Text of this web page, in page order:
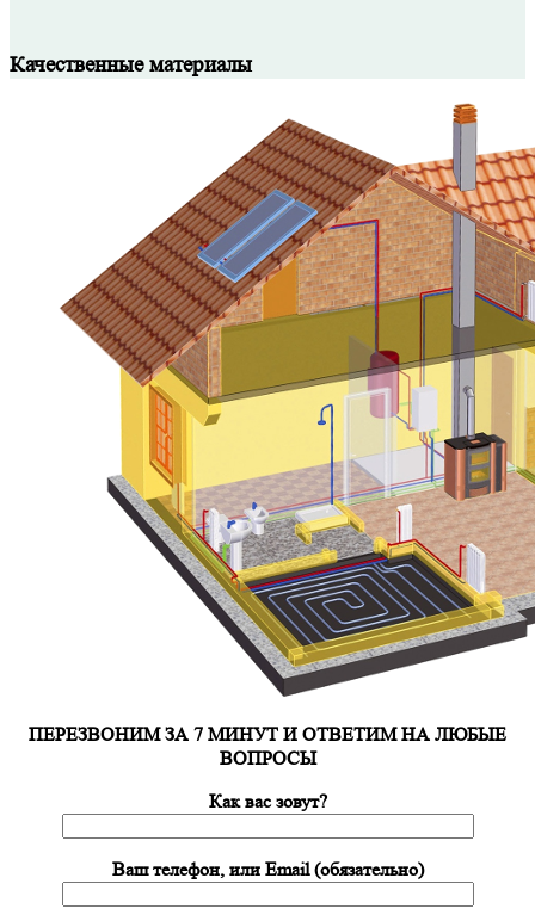
Качественные материалы
ПЕРЕЗВОНИМ ЗА 7 МИНУТ И ОТВЕТИМ НА ЛЮБЫЕ
ВОПРОСЫ
Как вас зовут?
Ваш телефон, или Email (обязательно)